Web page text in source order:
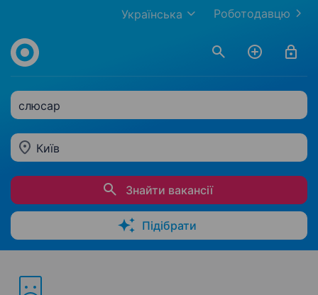
Роботодавцю
Українська
слюсар
Київ
Знайти вакансії
Підібрати